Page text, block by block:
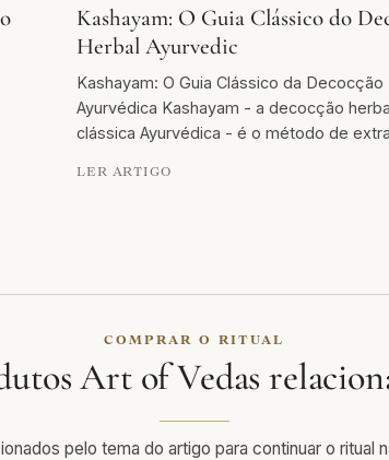
Kashayam: O Guia Clássico do
Herbal Ayurvedic
Kashayam: O Guia Clássico da Decocção
Ayurvédica Kashayam - a decocção
clássica Ayurvédica - é o método de
LER ARTIGO
COMPRAR O RITUAL
Art of Vedas
pelo tema do artigo para continuar o ritual